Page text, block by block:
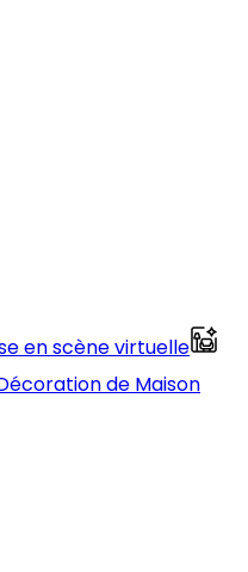
en scène virtuelle
de Maison